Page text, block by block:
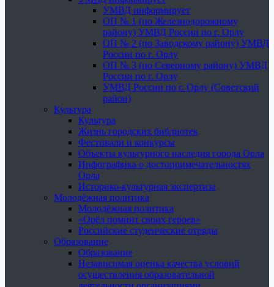
УМВД информирует
ОП № 1 (по Железнодорожному
району) УМВД России по г. Орлу
ОП № 2 (по Заводскому району) УМВД
России по г. Орлу
ОП № 3 (по Северному району) УМВД
России по г. Орлу
УМВД России по г. Орлу (Советский
район)
Культура
Культура
Жизнь городских библиотек
Фестивали и конкурсы
Объекты культурного наследия города Орла
Инфографика о достопримечательностях
Орла
Историко-культурная экспертиза
Молодёжная политика
Молодёжная политика
«Орёл помнит своих героев»
Российские студенческие отряды
Образование
Образование
Независимая оценка качества условий
осуществления образовательной